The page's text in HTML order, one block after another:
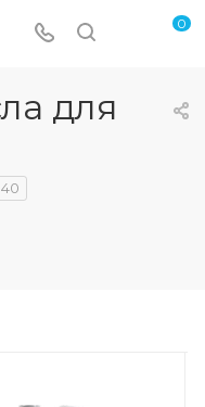
0
для
40